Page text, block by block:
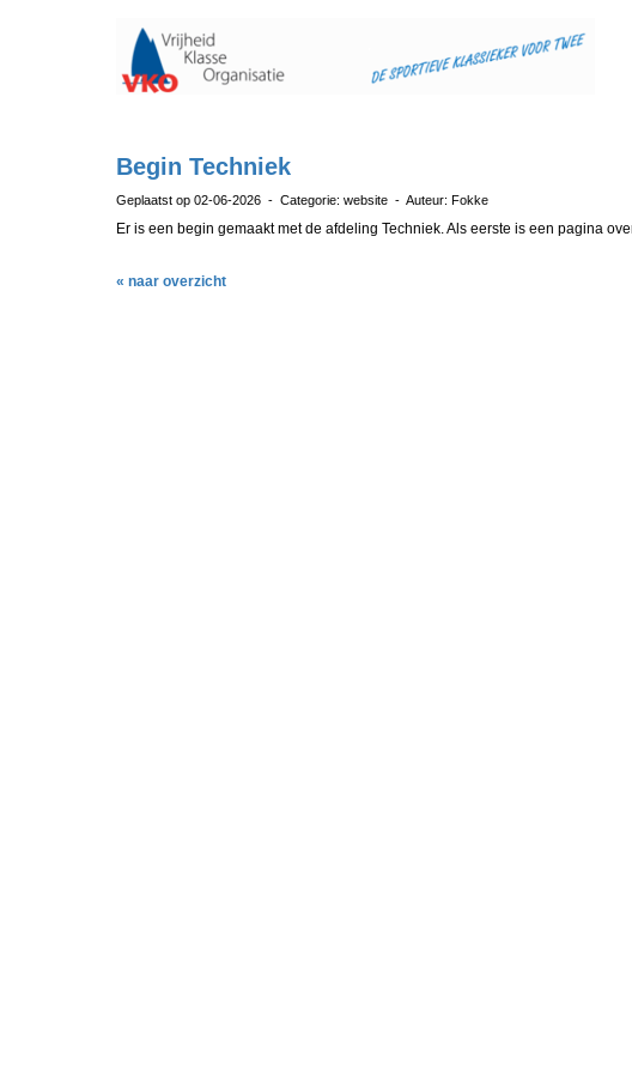
Begin Techniek
Geplaatst op 02-06-2026 - Categorie: website - Auteur: Fokke
Er is een begin gemaakt met de afdeling Techniek. Als eerste is een pagina
« naar overzicht